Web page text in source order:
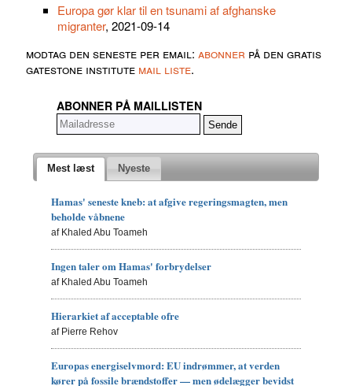
Europa gør klar til en tsunami af afghanske
migranter, 2021-09-14
modtag den seneste per email: abonner på den gratis
gatestone institute mail liste.
ABONNER PÅ MAILLISTEN
Mest læst Nyeste
Hamas' seneste kneb: at afgive regeringsmagten, men
beholde våbnene
af Khaled Abu Toameh
Ingen taler om Hamas' forbrydelser
af Khaled Abu Toameh
Hierarkiet af acceptable ofre
af Pierre Rehov
Europas energiselvmord: EU indrømmer, at verden
kører på fossile brændstoffer — men ødelægger bevidst